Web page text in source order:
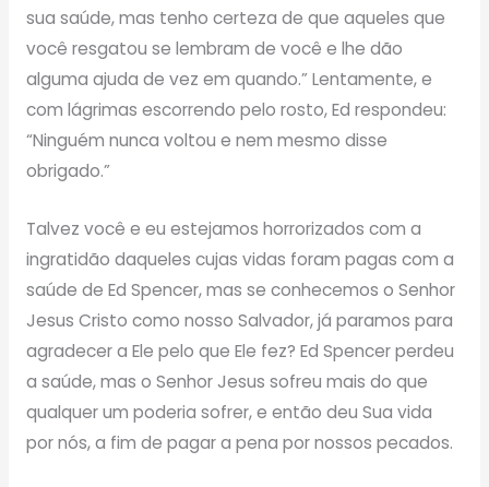
sua saúde, mas tenho certeza de que aqueles que
você resgatou se lembram de você e lhe dão
alguma ajuda de vez em quando.” Lentamente, e
com lágrimas escorrendo pelo rosto, Ed respondeu:
“Ninguém nunca voltou e nem mesmo disse
obrigado.”
Talvez você e eu estejamos horrorizados com a
ingratidão daqueles cujas vidas foram pagas com a
saúde de Ed Spencer, mas se conhecemos o Senhor
Jesus Cristo como nosso Salvador, já paramos para
agradecer a Ele pelo que Ele fez? Ed Spencer perdeu
a saúde, mas o Senhor Jesus sofreu mais do que
qualquer um poderia sofrer, e então deu Sua vida
por nós, a fim de pagar a pena por nossos pecados.